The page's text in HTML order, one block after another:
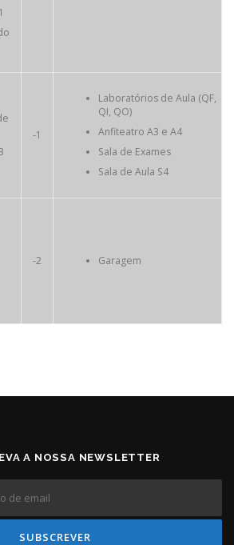
-1
Laboratórios de Aula (QF,
QI, QO)
Anfiteatro A3 e A4
Sala de Exames
Sala de Aula S4
-2 Garagem
A NOSSA NEWSLETTER